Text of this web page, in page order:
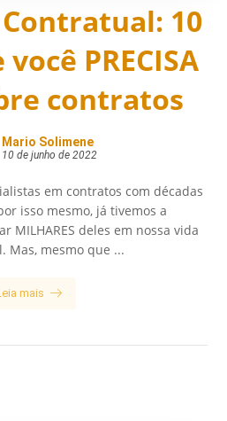
10
PRECISA
contratos
Mario Solimene
10 de junho de 2022
em contratos com décadas
isso mesmo, já tivemos a
MILHARES deles em nossa vida
Mas, mesmo que ...
mais